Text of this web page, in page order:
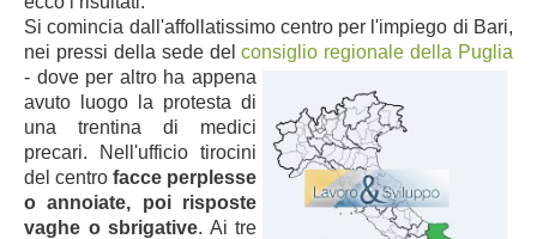
Si comincia dall'affollatissimo centro per l'impiego di Bari,
nei pressi della sede delconsiglio regionale della Puglia
- dove per altro ha appena
avuto luogo la protesta di
una trentina di medici
precari. Nell'ufficio tirocini
del centro facce perplesse
o annoiate, poi risposte
vaghe o sbrigative. Ai tre